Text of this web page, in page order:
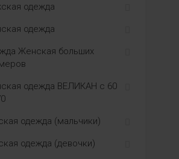
одежда
одежда
Женская больших
одежда ВЕЛИКАН с 60
одежда (мальчики)
одежда (девочки)